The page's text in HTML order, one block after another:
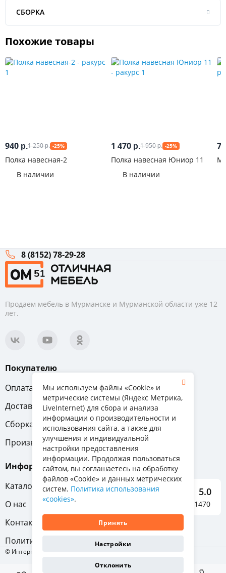
СБОРКА
Похожие товары
940 р.1 250р. -25%
Полка навесная-2
В наличии
1 470 р.1 950р. -25%
Полка навесная Юниор 11
В наличии
8 (8152) 78-29-28
Продаем мебель в Мурманске и Мурманской области уже 12
лет.
Покупателю
Оплата
Вопрос-ответ
Доставка
Обмен и возврат
Сборка
Гарантия
Производители
Информация
Каталог мебели
О нас
Контакты
Политика конфиденциальности
5.0
Отзывы о нас 1470
© Интернет-магазин «Отличная мебель», 2011-2026
Мы используем файлы «Cookie» и
метрические системы (Яндекс Метрика,
LiveInternet) для сбора и анализа
информации о производительности и
использования сайта, а также для
улучшения и индивидуальной
настройки предоставления
информации. Продолжая пользоваться
сайтом, вы соглашаетесь на обработку
файлов «Cookie» и данных метрических
систем. Политика использования
«cookies».
Принять
Настройки
Отклонить